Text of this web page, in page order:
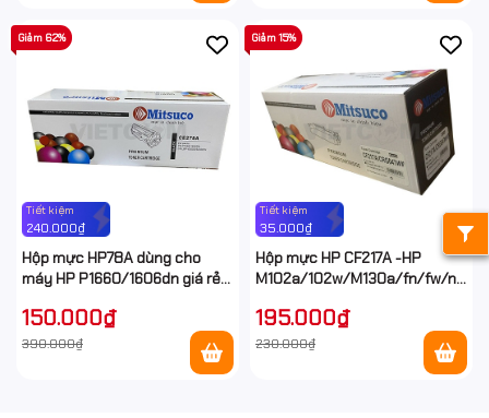
Tiết kiệm
240.000₫
Giảm 62%
Hộp mực HP78A dùng cho
máy HP P1660/1606dn giá rẻ
150.000₫
390.000₫
Tiết kiệm
35.000₫
Giảm 15%
Hộp mực HP CF217A -HP
M102a/102w/M130a/fn/fw/nw
195.000₫
230.000₫